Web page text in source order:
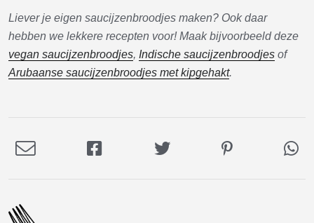
Liever je eigen saucijzenbroodjes maken? Ook daar
hebben we lekkere recepten voor! Maak bijvoorbeeld deze
vegan saucijzenbroodjes, Indische saucijzenbroodjes of
Arubaanse saucijzenbroodjes met kipgehakt.
Deel
Deel